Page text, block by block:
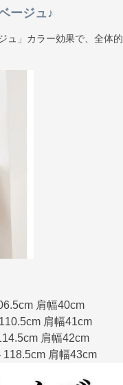
ージュ♪
ュ」カラー効果で、全体的
肩幅40cm
肩幅41cm
肩幅42cm